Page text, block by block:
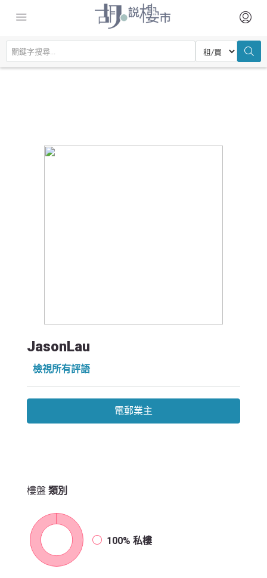
JasonLau
檢視所有評語
電郵業主
樓盤 類別
100% 私樓